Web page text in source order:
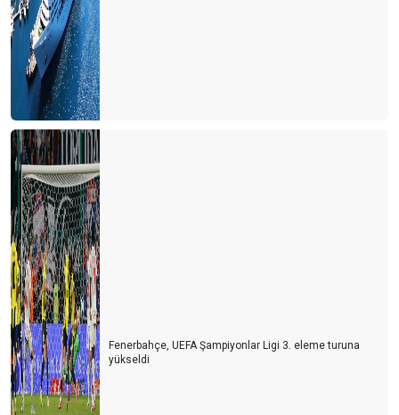
Fenerbahçe, UEFA Şampiyonlar Ligi 3. eleme turuna
yükseldi